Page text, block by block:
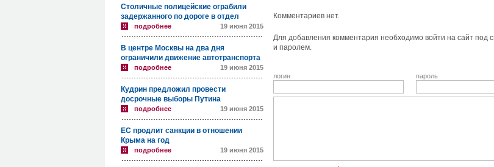
Столичные полицейские ограбили
задержанного по дороге в отдел
подробнее 19 июня 2015
В центре Москвы на два дня
ограничили движение автотранспорта
подробнее 19 июня 2015
Кудрин предложил провести
досрочные выборы Путина
подробнее 19 июня 2015
ЕС продлит санкции в отношении
Крыма на год
подробнее 19 июня 2015
Комментариев нет.
Для добавления комментария необходимо войти на сайт под
и паролем.
логин пароль